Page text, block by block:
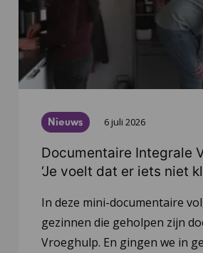
Nieuws 6 juli 2026
Documentaire Integrale
‘Je voelt dat er iets niet
In deze mini-documentaire
gezinnen die geholpen zijn
Vroeghulp. En gingen we in